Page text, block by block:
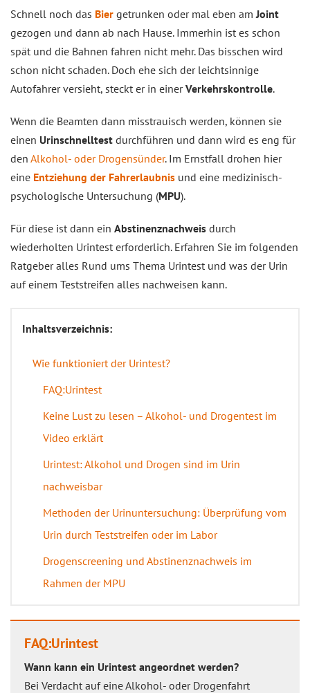
Schnell noch das Bier getrunken oder mal eben amJoint
gezogen und dann ab nach Hause. Immerhin ist es schon
spät und die Bahnen fahren nicht mehr. Das bisschen wird
schon nicht schaden. Doch ehe sich der leichtsinnige
Autofahrer versieht, steckt er in einerVerkehrskontrolle.
Wenn die Beamten dann misstrauisch werden, können sie
einen Urinschnelltest durchführen und dann wird es eng für
den Alkohol- oder Drogensünder. Im Ernstfall drohen hier
eine Entziehung der Fahrerlaubnis und eine medizinisch-
psychologische Untersuchung (MPU).
Für diese ist dann ein Abstinenznachweis durch
wiederholten Urintest erforderlich. Erfahren Sie im folgenden
Ratgeber alles Rund ums Thema Urintest und was der Urin
auf einem Teststreifen alles nachweisen kann.
Inhaltsverzeichnis:
Wie funktioniert der Urintest?
FAQ:Urintest
Keine Lust zu lesen – Alkohol- und Drogentest im
Video erklärt
Urintest: Alkohol und Drogen sind im Urin
nachweisbar
Methoden der Urinuntersuchung: Überprüfung vom
Urin durch Teststreifen oder im Labor
Drogenscreening und Abstinenznachweis im
Rahmen der MPU
FAQ:Urintest
Wann kann ein Urintest angeordnet werden?
Bei Verdacht auf eine Alkohol- oder Drogenfahrt